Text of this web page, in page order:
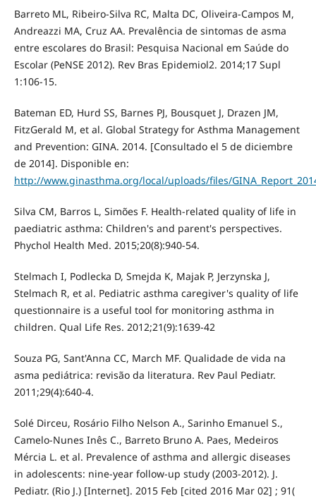
Barreto ML, Ribeiro-Silva RC, Malta DC, Oliveira-Campos M,
Andreazzi MA, Cruz AA. Prevalência de sintomas de asma
entre escolares do Brasil: Pesquisa Nacional em Saúde do
Escolar (PeNSE 2012). Rev Bras Epidemiol2. 2014;17 Supl
1:106-15.
Bateman ED, Hurd SS, Barnes PJ, Bousquet J, Drazen JM,
FitzGerald M, et al. Global Strategy for Asthma Management
and Prevention: GINA. 2014. [Consultado el 5 de diciembre
de 2014]. Disponible en:
http://www.ginasthma.org/local/uploads/files/
Silva CM, Barros L, Simões F. Health-related quality of life in
paediatric asthma: Children's and parent's perspectives.
Phychol Health Med. 2015;20(8):940-54.
Stelmach I, Podlecka D, Smejda K, Majak P, Jerzynska J,
Stelmach R, et al. Pediatric asthma caregiver's quality of life
questionnaire is a useful tool for monitoring asthma in
children. Qual Life Res. 2012;21(9):1639-42
Souza PG, Sant'Anna CC, March MF. Qualidade de vida na
asma pediátrica: revisão da literatura. Rev Paul Pediatr.
2011;29(4):640-4.
Solé Dirceu, Rosário Filho Nelson A., Sarinho Emanuel S.,
Camelo-Nunes Inês C., Barreto Bruno A. Paes, Medeiros
Mércia L. et al. Prevalence of asthma and allergic diseases
in adolescents: nine-year follow-up study (2003-2012). J.
Pediatr. (Rio J.) [Internet]. 2015 Feb [cited 2016 Mar 02] ; 91(